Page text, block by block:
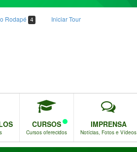
Rodapé 4 Iniciar Tour
CURSOS
Cursos oferecidos
IMPRENSA
Notícias, Fotos e Vídeos